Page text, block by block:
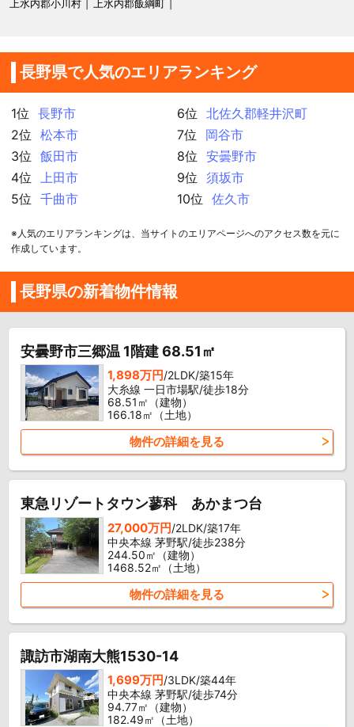
上水内郡小川村
上水内郡飯綱町
長野県で人気のエリアランキング
1位
長野市
2位
松本市
3位
飯田市
4位
上田市
5位
千曲市
6位
北佐久郡軽井沢町
7位
岡谷市
8位
安曇野市
9位
須坂市
10位
佐久市
※人気のエリアランキングは、当サイトのエリアページへのアクセス数を元に
作成しています。
長野県の新着物件情報
安曇野市三郷温 1階建 68.51㎡
1,898万円/2LDK/築15年
大糸線 一日市場駅/徒歩18分
68.51㎡（建物）
166.18㎡（土地）
物件の詳細を見る
東急リゾートタウン蓼科 あかまつ台
27,000万円/2LDK/築17年
中央本線 茅野駅/徒歩238分
244.50㎡（建物）
1468.52㎡（土地）
物件の詳細を見る
諏訪市湖南大熊1530-14
1,699万円/3LDK/築44年
中央本線 茅野駅/徒歩74分
94.77㎡（建物）
182.49㎡（土地）